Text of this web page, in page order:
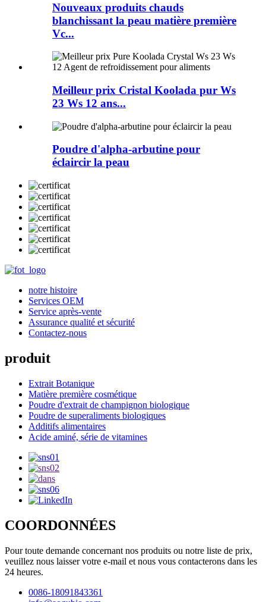
Nouveaux produits chauds
blanchissant la peau matière première
Vc...
Meilleur prix Cristal Koolada pur Ws
23 Ws 12 ans...
Poudre d'alpha-arbutine pour
éclaircir la peau
notre histoire
Services OEM
Service après-vente
Assurance qualité et sécurité
Contactez-nous
produit
Extrait Botanique
Matière première cosmétique
Poudre d'extrait de champignon biologique
Poudre de superaliments biologiques
Additifs alimentaires
Acide aminé, série de vitamines
COORDONNÉES
Pour toute demande concernant nos produits ou notre liste de prix,
veuillez nous laisser votre e-mail et nous vous contacterons dans les
24 heures.
0086-18091843361